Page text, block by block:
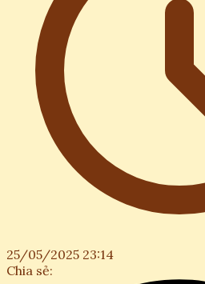
25/05/2025 23:14
Chia sẻ: